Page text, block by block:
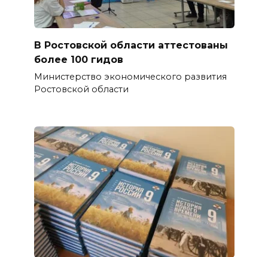
В Ростовской области аттестованы
более 100 гидов
Министерство экономического развития
Ростовской области